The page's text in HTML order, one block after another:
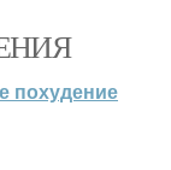
похудение